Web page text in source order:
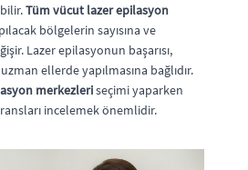
Tüm vücut lazer epilasyon
bölgelerin sayısına ve
Lazer epilasyonun başarısı,
ellerde yapılmasına bağlıdır.
merkezleriseçimi yaparken
incelemek önemlidir.